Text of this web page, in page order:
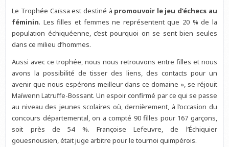
Le Trophée Caïssa est destiné à promouvoir le jeu d’échecs au
féminin. Les filles et femmes ne représentent que 20 % de la
population échiquéenne, c’est pourquoi on se sent bien seules
dans ce milieu d’hommes.
Aussi avec ce trophée, nous nous retrouvons entre filles et nous
avons la possibilité de tisser des liens, des contacts pour un
avenir que nous espérons meilleur dans ce domaine », se réjouit
Maïwenn Latruffe-Bossant. Un espoir confirmé par ce qui se passe
au niveau des jeunes scolaires où, dernièrement, à l’occasion du
concours départemental, on a compté 90 filles pour 167 garçons,
soit près de 54 %. Françoise Lefeuvre, de l’Échiquier
gouesnousien, était juge arbitre pour le tournoi quimpérois.